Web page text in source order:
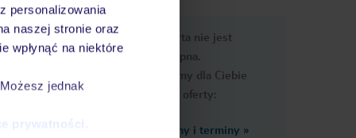
personalizowania
naszej stronie oraz
wpłynąć na niektóre
jednak
prywatności
Ups, ta oferta nie jest
dostępna.
Przygotowaliśmy dla Ciebie
podobne oferty:
Zobacz inne ceny i terminy »